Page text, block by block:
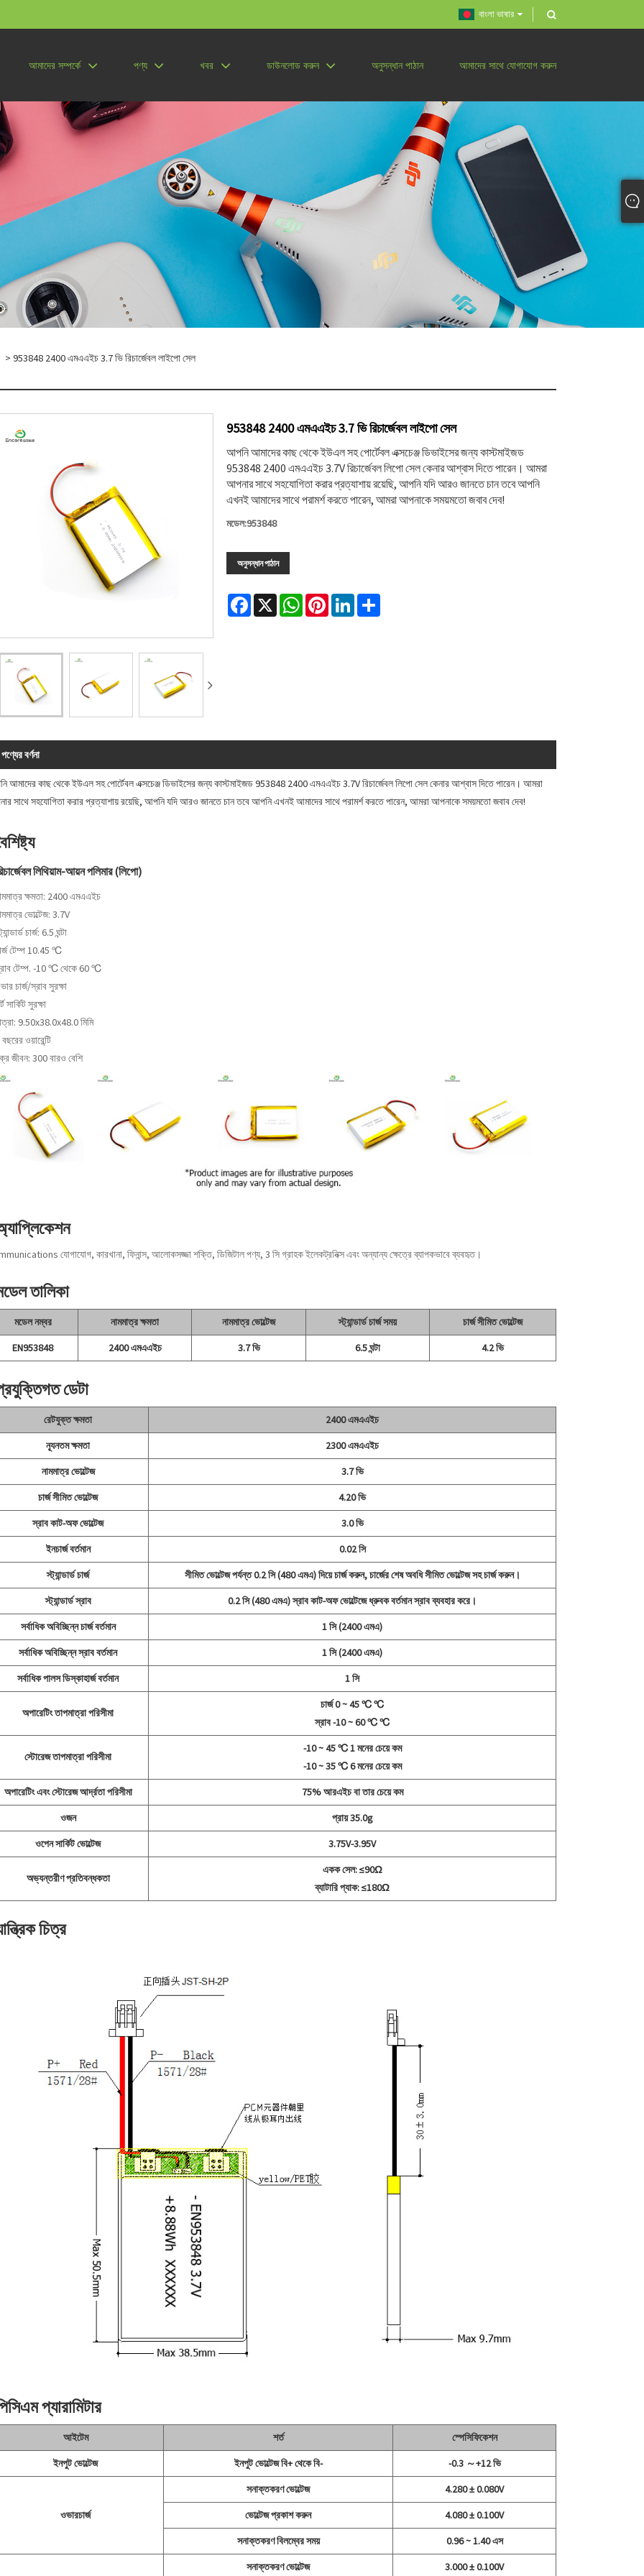
বাংলা ভাষার
আমাদের সম্পর্কে পণ্য খবর ডাউনলোড করুন অনুসন্ধান পাঠান আমাদের সাথে যোগাযোগ করুন
> 953848 2400 এমএএইচ 3.7 ভি রিচার্জেবল লাইপো সেল
953848 2400 এমএএইচ 3.7 ভি রিচার্জেবল লাইপো সেল
আপনি আমাদের কাছ থেকে ইউএল সহ পোর্টেবল এক্সচেঞ্জ ডিভাইসের জন্য কাস্টমাইজড
953848 2400 এমএএইচ 3.7V রিচার্জেবল লিপো সেল কেনার আশ্বাস দিতে পারেন। আমরা
আপনার সাথে সহযোগিতা করার প্রত্যাশায় রয়েছি, আপনি যদি আরও জানতে চান তবে আপনি
এখনই আমাদের সাথে পরামর্শ করতে পারেন, আমরা আপনাকে সময়মতো জবাব দেব!
মডেল:953848
অনুসন্ধান পাঠান
Facebook
X WhatsAppPinterestLinkedInShare
পণ্যের বর্ণনা
আমাদের কাছ থেকে ইউএল সহ পোর্টেবল এক্সচেঞ্জ ডিভাইসের জন্য কাস্টমাইজড 953848 2400 এমএএইচ 3.7V রিচার্জেবল লিপো সেল কেনার আশ্বাস দিতে পারেন। আমরা
সাথে সহযোগিতা করার প্রত্যাশায় রয়েছি, আপনি যদি আরও জানতে চান তবে আপনি এখনই আমাদের সাথে পরামর্শ করতে পারেন, আমরা আপনাকে সময়মতো জবাব দেব!
লিথিয়াম-আয়ন পলিমার (লিপো)
ক্ষমতা: 2400 এমএএইচ
ভোল্টেজ: 3.7V
চার্জ: 6.5 ঘন্টা
টেম্প 10.45 ℃
টেম্প. -10 ℃ থেকে 60 ℃
চার্জ/স্রাব সুরক্ষা
সার্কিট সুরক্ষা
9.50x38.0x48.0 মিমি
ওয়ারেন্টি
জীবন: 300 বারও বেশি
যোগাযোগ, কারখানা, ফিনান্স, আলোকসজ্জা শক্তি, ডিজিটাল পণ্য, 3 সি গ্রাহক ইলেকট্রনিক্স এবং অন্যান্য ক্ষেত্রে ব্যাপকভাবে ব্যবহৃত।
তালিকা
মডেল নম্বর নামমাত্র ক্ষমতা নামমাত্র ভোল্টেজ স্ট্যান্ডার্ড চার্জ সময়
চার্জ সীমিত ভোল্টেজ
EN953848
2400 এমএএইচ 3.7 ভি 6.5 ঘন্টা 4.2 ভি
ডেটা
রেটযুক্ত ক্ষমতা
2400 এমএএইচ
ন্যূনতম ক্ষমতা
2300 এমএএইচ
নামমাত্র ভোল্টেজ
3.7 ভি
চার্জ সীমিত ভোল্টেজ
4.20 ভি
স্রাব কাট-অফ ভোল্টেজ
3.0 ভি
ইনচার্জ বর্তমান
0.02 সি
স্ট্যান্ডার্ড চার্জ
সীমিত ভোল্টেজ পর্যন্ত 0.2 সি (480 এমএ) দিয়ে চার্জ করুন, চার্জের শেষ অবধি সীমিত ভোল্টেজ সহ চার্জ করুন।
স্ট্যান্ডার্ড স্রাব
0.2 সি (480 এমএ) স্রাব কাট-অফ ভোল্টেজে ধ্রুবক বর্তমান স্রাব ব্যবহার করে।
সর্বাধিক অবিচ্ছিন্ন চার্জ বর্তমান
1 সি (2400 এমএ)
সর্বাধিক অবিচ্ছিন্ন স্রাব বর্তমান
1 সি (2400 এমএ)
সর্বাধিক পালস ডিস্কাহার্জ বর্তমান
1 সি
অপারেটিং তাপমাত্রা পরিসীমা
চার্জ 0 ~ 45 ℃ ℃
স্রাব -10 ~ 60 ℃ ℃
স্টোরেজ তাপমাত্রা পরিসীমা
-10 ~ 45 ℃ 1 মনের চেয়ে কম
-10 ~ 35 ℃ 6 মনের চেয়ে কম
অপারেটিং এবং স্টোরেজ আর্দ্রতা পরিসীমা
75% আরএইচ বা তার চেয়ে কম
ওজন
প্রায় 35.0g
ওপেন সার্কিট ভোল্টেজ
3.75V-3.95V
অভ্যন্তরীণ প্রতিবন্ধকতা
একক সেল: ≤90Ω
ব্যাটারি প্যাক: ≤180Ω
চিত্র
প্যারামিটার
আইটেম শর্ত
স্পেসিফিকেশন
ইনপুট ভোল্টেজ
ইনপুট ভোল্টেজ বি+ থেকে বি- -0.3 ～+12 ভি
ওভারচার্জ
সনাক্তকরণ ভোল্টেজ
4.280 ± 0.080V
ভোল্টেজ প্রকাশ করুন
4.080 ± 0.100V
সনাক্তকরণ বিলম্বের সময়
0.96 ~ 1.40 এস
সনাক্তকরণ ভোল্টেজ
3.000 ± 0.100V